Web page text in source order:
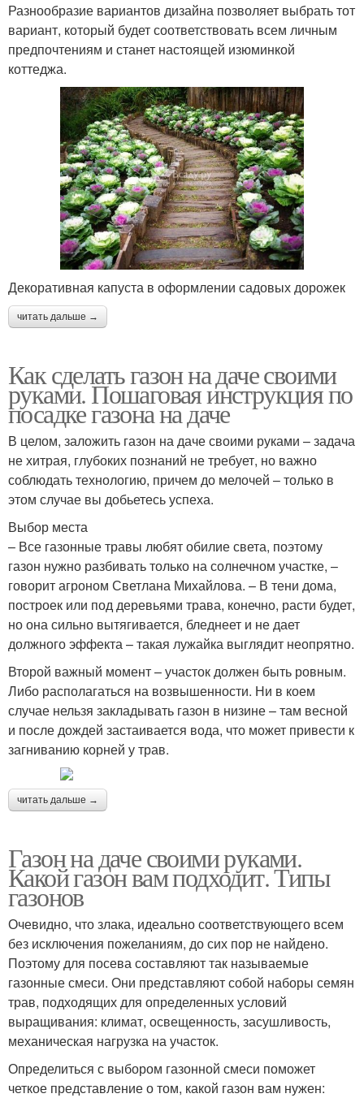
Разнообразие вариантов дизайна позволяет выбрать тот
вариант, который будет соответствовать всем личным
предпочтениям и станет настоящей изюминкой
коттеджа.
Декоративная капуста в оформлении садовых дорожек
читать дальше →
Как сделать газон на даче своими
руками. Пошаговая инструкция по
посадке газона на даче
В целом, заложить газон на даче своими руками – задача
не хитрая, глубоких познаний не требует, но важно
соблюдать технологию, причем до мелочей – только в
этом случае вы добьетесь успеха.
Выбор места
– Все газонные травы любят обилие света, поэтому
газон нужно разбивать только на солнечном участке, –
говорит агроном Светлана Михайлова. – В тени дома,
построек или под деревьями трава, конечно, расти будет,
но она сильно вытягивается, бледнеет и не дает
должного эффекта – такая лужайка выглядит неопрятно.
Второй важный момент – участок должен быть ровным.
Либо располагаться на возвышенности. Ни в коем
случае нельзя закладывать газон в низине – там весной
и после дождей застаивается вода, что может привести к
загниванию корней у трав.
читать дальше →
Газон на даче своими руками.
Какой газон вам подходит. Типы
газонов
Очевидно, что злака, идеально соответствующего всем
без исключения пожеланиям, до сих пор не найдено.
Поэтому для посева составляют так называемые
газонные смеси. Они представляют собой наборы семян
трав, подходящих для определенных условий
выращивания: климат, освещенность, засушливость,
механическая нагрузка на участок.
Определиться с выбором газонной смеси поможет
четкое представление о том, какой газон вам нужен: